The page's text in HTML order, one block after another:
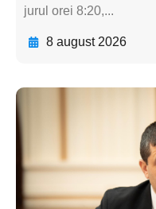
jurul orei 8:20,...
8 august 2026
Adaugă
textul